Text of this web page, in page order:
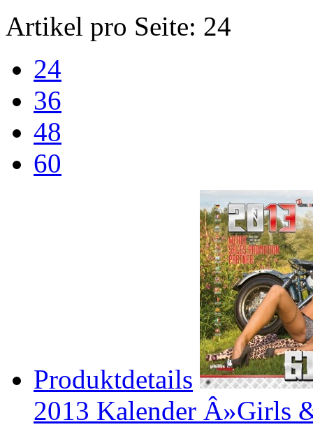
Artikel pro Seite: 24
24
36
48
60
Produktdetails
2013 Kalender Â»Girls